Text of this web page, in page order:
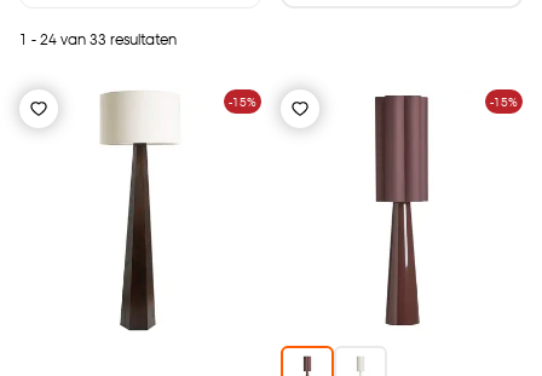
1 - 24 van 33 resultaten
-15% -15%